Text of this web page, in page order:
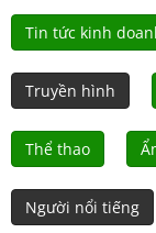
Tin tức kinh
Truyền hình
Thể thao
Người nổi tiếng